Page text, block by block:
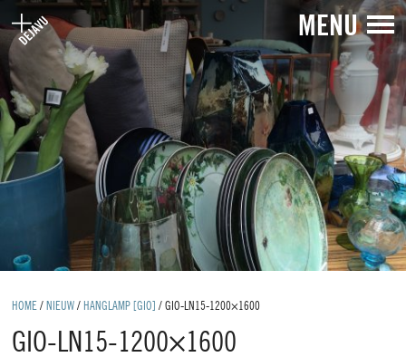
MENU
HOME / NIEUW / HANGLAMP [GIO] /GIO-LN15-1200×1600
GIO-LN15-1200×1600